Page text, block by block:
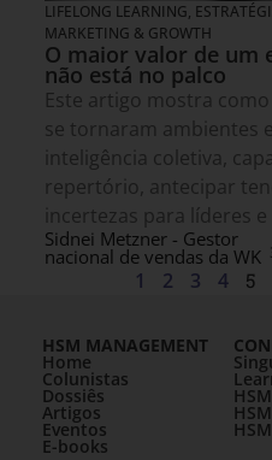
LIFELONG LEARNING,
MARKETING & GROWTH
O maior valor de um
não está no palco
Este artigo mostra
se tornaram ambientes
inteligência coletiva,
repertório, antecipar
incertezas para líderes
Sidnei Metzner - Gestor
nacional de vendas da WK
1 2 3 4 5
HSM MANAGEMENT
Home
Colunistas
Dossiês
Artigos
Eventos
E-books